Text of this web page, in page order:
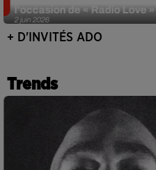
2 juin 2026
l'occasion de « Radio Love »
+ D'INVITÉS ADO
Trends